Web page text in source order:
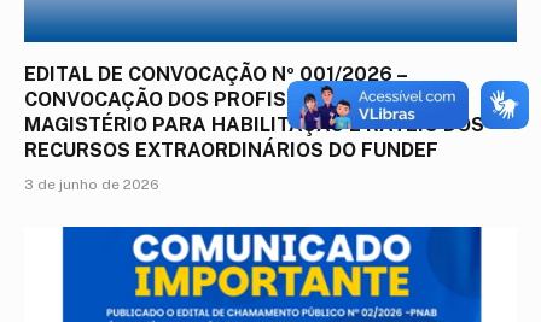
EDITAL DE CONVOCAÇÃO Nº 001/2026 –
CONVOCAÇÃO DOS PROFISSIONAIS DO
MAGISTÉRIO PARA HABILITAÇÃO E RATEIO DOS
RECURSOS EXTRAORDINÁRIOS DO FUNDEF
3 de junho de 2026